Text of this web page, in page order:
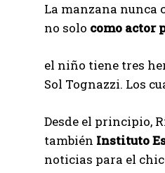
La manzana nunca
no solo como actor
el niño tiene tres
Sol Tognazzi. Los
Desde el principio,
también Instituto
noticias para el